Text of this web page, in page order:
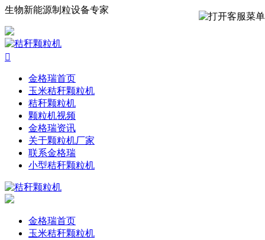
生物新能源制粒设备专家

金格瑞首页
玉米秸秆颗粒机
秸秆颗粒机
颗粒机视频
金格瑞资讯
关于颗粒机厂家
联系金格瑞
小型秸秆颗粒机
金格瑞首页
玉米秸秆颗粒机